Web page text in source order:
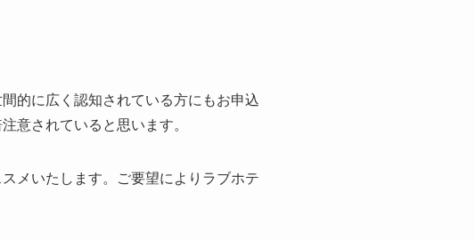
的に広く認知されている方にもお申込
意されていると思います。
メいたします。ご要望によりラブホテ